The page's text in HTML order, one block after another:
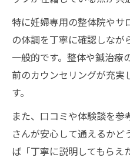
特に妊婦専用の整体院やサ
の体調を丁寧に確認しな
一般的です。整体や鍼治療
前のカウンセリングが充実
す。
また、口コミや体験談を
さんが安心して通えるかど
ば「丁寧に説明してもらえ